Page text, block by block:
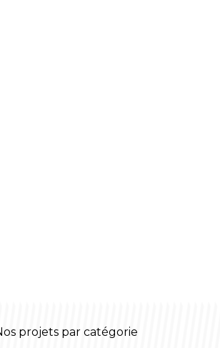
projets par catégorie